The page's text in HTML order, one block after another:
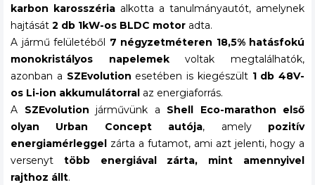
karbon karosszéria alkotta a tanulmányautót, amelynek
hajtását 2 db 1kW-os BLDC motor adta.
A jármű felületéből 7 négyzetméteren 18,5% hatásfokú
monokristályos napelemekvoltak megtalálhatók,
azonban a SZEvolution esetében is kiegészült 1 db 48V-
os Li-ion akkumulátorral az energiaforrás.
A SZEvolution járművünk a Shell Eco-marathon első
olyan Urban Concept autója, amely pozitív
energiamérleggel zárta a futamot, ami azt jelenti, hogy a
versenyt több energiával zárta, mint amennyivel
rajthoz állt.